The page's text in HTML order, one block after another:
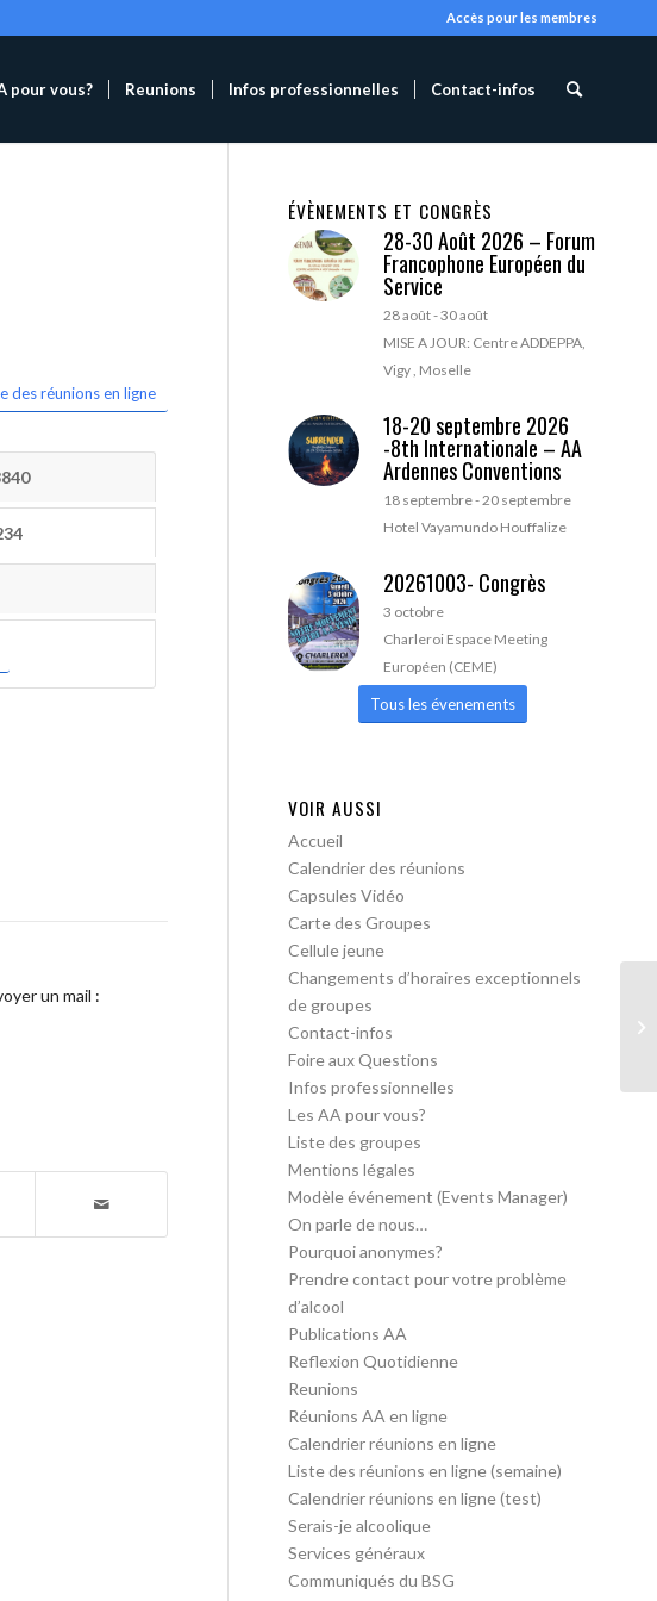
Accès pour les membres
pour vous? Reunions Infos professionnelles Contact-infos
des réunions en ligne
un mail :
ÉVÈNEMENTS ET CONGRÈS
28-30 Août 2026 – Forum
Francophone Européen du
Service
28 août-30 août
MISE A JOUR: Centre ADDEPPA,
Vigy , Moselle
18-20 septembre 2026
-8th Internationale – AA
Ardennes Conventions
18 septembre-20 septembre
Hotel Vayamundo Houffalize
20261003- Congrès
3 octobre
Charleroi Espace Meeting
Européen (CEME)
Tous les évenements
VOIR AUSSI
Accueil
Calendrier des réunions
Capsules Vidéo
Carte des Groupes
Cellule jeune
Changements d’horaires exceptionnels
de groupes
Contact-infos
Foire aux Questions
Infos professionnelles
Les AA pour vous?
Liste des groupes
Mentions légales
Modèle événement (Events Manager)
On parle de nous…
Pourquoi anonymes?
Prendre contact pour votre problème
d’alcool
Publications AA
Reflexion Quotidienne
Reunions
Réunions AA en ligne
Calendrier réunions en ligne
Liste des réunions en ligne (semaine)
Calendrier réunions en ligne (test)
Serais-je alcoolique
Services généraux
Communiqués du BSG